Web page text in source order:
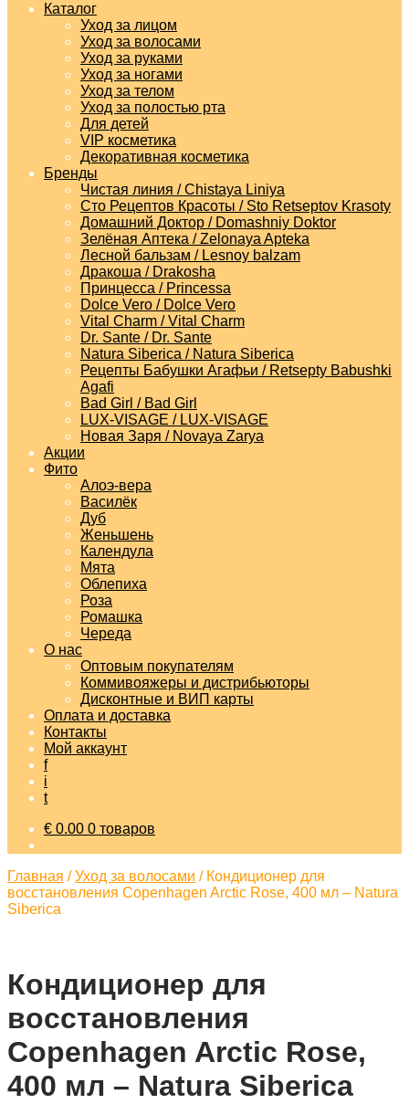
Каталог
Уход за лицом
Уход за волосами
Уход за руками
Уход за ногами
Уход за телом
Уход за полостью рта
Для детей
VIP косметика
Декоративная косметика
Бренды
Чистая линия / Chistaya Liniya
Сто Рецептов Красоты / Sto Retseptov Krasoty
Домашний Доктор / Domashniy Doktor
Зелёная Аптека / Zelonaya Apteka
Лесной бальзам / Lesnoy balzam
Дракоша / Drakosha
Принцесса / Princessa
Dolce Vero / Dolce Vero
Vital Charm / Vital Charm
Dr. Sante / Dr. Sante
Natura Siberica / Natura Siberica
Рецепты Бабушки Агафьи / Retsepty Babushki
Agafi
Bad Girl / Bad Girl
LUX-VISAGE / LUX-VISAGE
Новая Заря / Novaya Zarya
Акции
Фито
Алоэ-вера
Василёк
Дуб
Женьшень
Календула
Мята
Облепиха
Роза
Ромашка
Череда
О нас
Оптовым покупателям
Коммивояжеры и дистрибьюторы
Дисконтные и ВИП карты
Оплата и доставка
Контакты
Мой аккаунт
f
i
t
€ 0.00 0 товаров
Главная /Уход за волосами / Кондиционер для
восстановления Copenhagen Arctic Rose, 400 мл – Natura
Siberica
Кондиционер для
восстановления
Copenhagen Arctic Rose,
400 мл – Natura Siberica